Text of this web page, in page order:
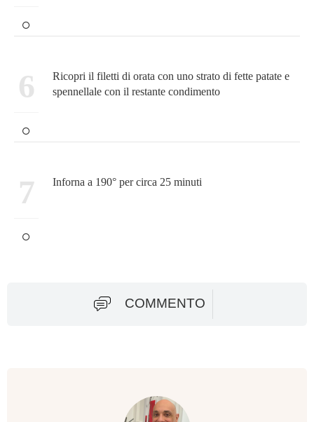
6
Ricopri il filetti di orata con uno strato di fette patate e
spennellale con il restante condimento
7 Inforna a 190° per circa 25 minuti
COMMENTO